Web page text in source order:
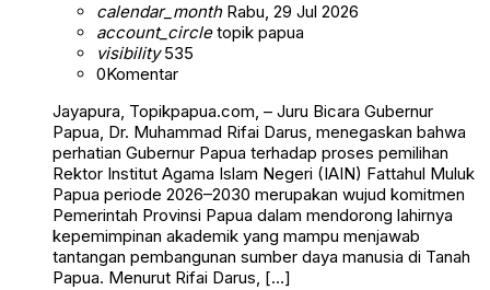
calendar_monthRabu, 29 Jul 2026
account_circletopik papua
visibility535
0Komentar
Jayapura, Topikpapua.com, – Juru Bicara Gubernur
Papua, Dr. Muhammad Rifai Darus, menegaskan bahwa
perhatian Gubernur Papua terhadap proses pemilihan
Rektor Institut Agama Islam Negeri (IAIN) Fattahul Muluk
Papua periode 2026–2030 merupakan wujud komitmen
Pemerintah Provinsi Papua dalam mendorong lahirnya
kepemimpinan akademik yang mampu menjawab
tantangan pembangunan sumber daya manusia di Tanah
Papua. Menurut Rifai Darus, […]